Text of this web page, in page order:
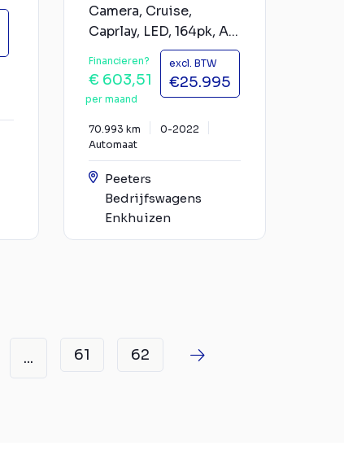
Camera, Cruise,
Caprlay, LED, 164pk, A...
Financieren?
€ 603,51
per maand
excl. BTW
€25.995
70.993 km
0-2022
Automaat
Peeters
Bedrijfswagens
Enkhuizen
... 61 62